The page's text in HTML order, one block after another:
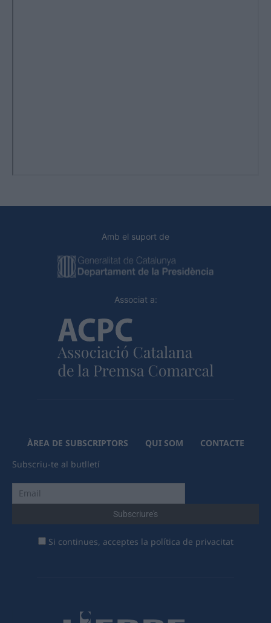
Amb el suport de
Associat a:
ÀREA DE SUBSCRIPTORS QUI SOM
CONTACTE
Subscriu-te al butlletí
Si continues, acceptes la política de privacitat